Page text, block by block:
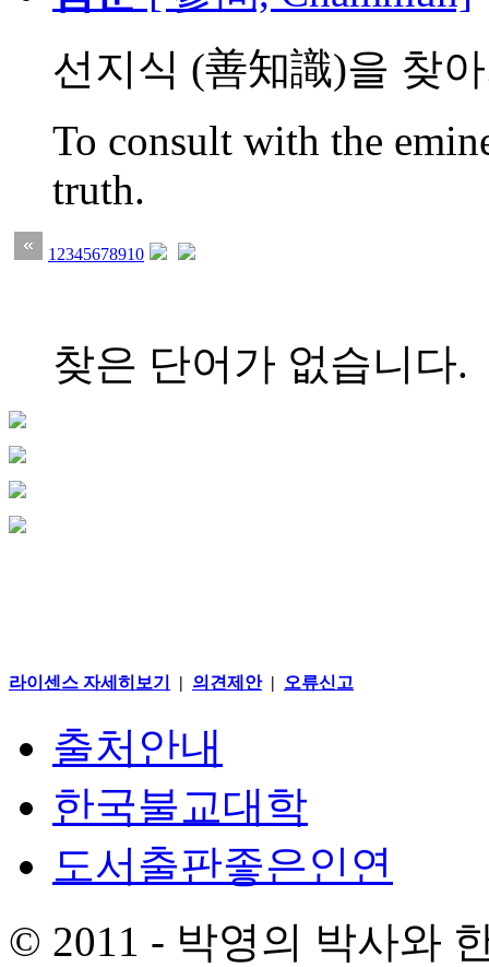
선지식 (善知識)을 찾
To consult with the
truth.
1 2345678910
찾은 단어가 없습니다.
라이센스 자세히보기 | 의견제안| 오류신고
출처안내
한국불교대학
도서출판좋은인연
© 2011 - 박영의 박사와